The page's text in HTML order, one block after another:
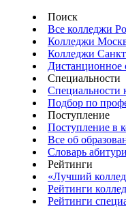
Поиск
Все колледжи
Колледжи
Колледжи
Дистанционное
Специальности
Специальности
Подбор по
Поступление
Поступление в
Все об
Словарь
Рейтинги
«Лучший
Рейтинги
Рейтинги